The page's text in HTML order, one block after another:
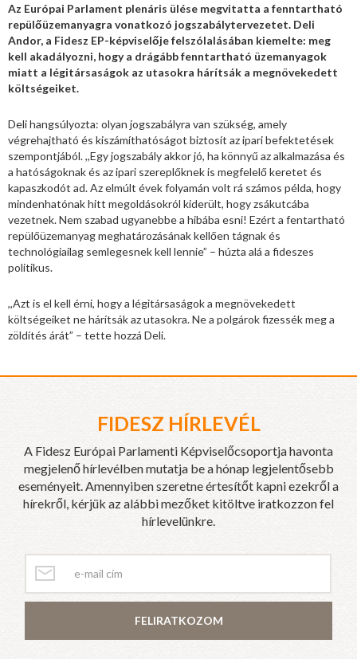
Az Európai Parlament plenáris ülése megvitatta a fenntartható
repülőüzemanyagra vonatkozó jogszabálytervezetet. Deli
Andor, a Fidesz EP-képviselője felszólalásában kiemelte: meg
kell akadályozni, hogy a drágább fenntartható üzemanyagok
miatt a légitársaságok az utasokra hárítsák a megnövekedett
költségeiket.
Deli hangsúlyozta: olyan jogszabályra van szükség, amely
végrehajtható és kiszámíthatóságot biztosít az ipari befektetések
szempontjából. ,,Egy jogszabály akkor jó, ha könnyű az alkalmazása és
a hatóságoknak és az ipari szereplőknek is megfelelő keretet és
kapaszkodót ad. Az elmúlt évek folyamán volt rá számos példa, hogy
mindenhatónak hitt megoldásokról kiderült, hogy zsákutcába
vezetnek. Nem szabad ugyanebbe a hibába esni! Ezért a fentartható
repülőüzemanyag meghatározásának kellően tágnak és
technológiailag semlegesnek kell lennie” – húzta alá a fideszes
politikus.
,,Azt is el kell érni, hogy a légitársaságok a megnövekedett
költségeiket ne hárítsák az utasokra. Ne a polgárok fizessék meg a
zöldítés árát” – tette hozzá Deli.
FIDESZ HÍRLEVÉL
A Fidesz Európai Parlamenti Képviselőcsoportja havonta
megjelenő hírlevélben mutatja be a hónap legjelentősebb
eseményeit. Amennyiben szeretne értesítőt kapni ezekről a
hírekről, kérjük az alábbi mezőket kitöltve iratkozzon fel
hírlevelünkre.
FELIRATKOZOM